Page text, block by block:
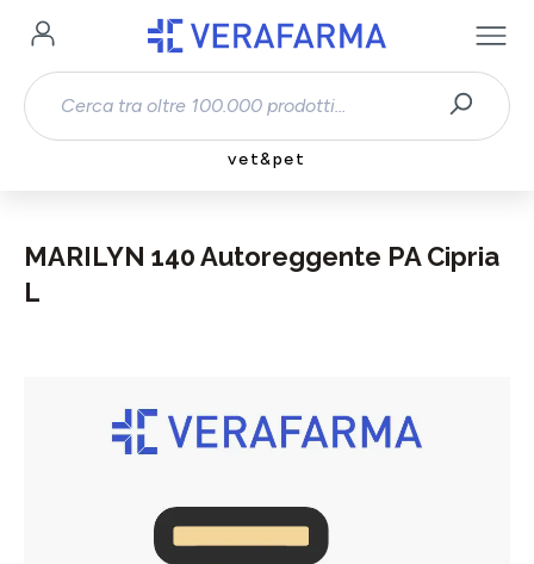
Passa al contenuto principale
vet&pet
MARILYN 140 Autoreggente PA Cipria
L